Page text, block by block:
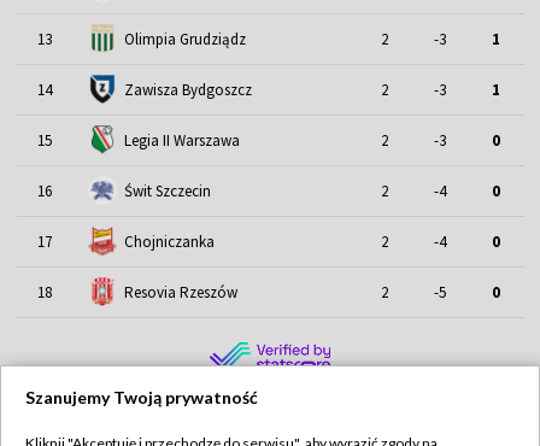
13 Olimpia Grudziądz 2 -3 1
14 Zawisza Bydgoszcz 2 -3 1
15 Legia II Warszawa 2 -3 0
16 Świt Szczecin 2 -4 0
17 Chojniczanka 2 -4 0
18 Resovia Rzeszów 2 -5 0
Szanujemy Twoją prywatność